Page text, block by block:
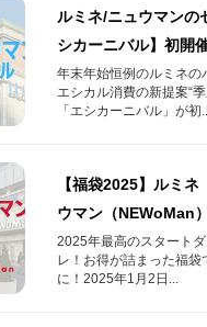
ルミネ/ニュウマンの
シカーニバル】初開
年末年始恒例のルミネの
エシカル消費の新提案“
「エシカーニバル」が初...
【福袋2025】ルミ
ウマン（NEWoMan
2025年最高のスタート
レ！お得が詰まった福袋
に！2025年1月2日...